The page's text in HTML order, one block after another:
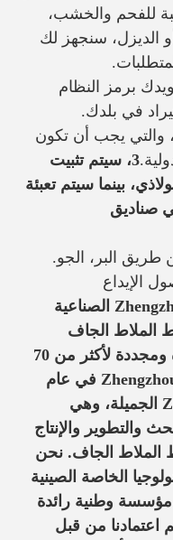
للفحم والخشب،
الديزل، سنجهز لك
برمز النظام
في بلدك.
والتي يجب أن تكون
3، سيتم تثبيت
بينما سيتم تعبئة
صناديق
طريق البر، الجو.
شركة Zhengzhou MG الصناعية
الملاط الجاف
مسبقًا، توفر لك حلول بناء جديدة ومجددة لأكثر من 70
دولة حول العالم. تأسست Zhengzhou MG في عام
2000، وتقع في مدينة Zhengzhou الجميلة، وهي
والتطوير والإنتاج
الملاط الجاف. نحن
الخاصة الصينية
مؤسسة وطنية رائدة
اعتمادنا من قبل